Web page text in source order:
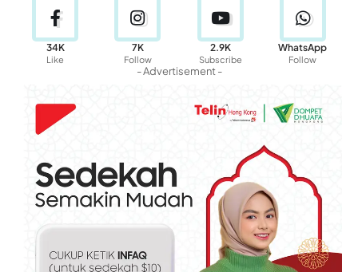
34K
Like
7K
Follow
2.9K
Subscribe
WhatsApp
Follow
- Advertisement -